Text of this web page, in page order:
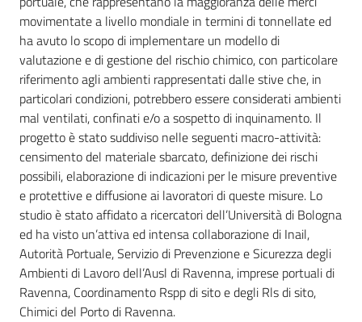
Regione
Novità
Servizi
Leggi Atti Bandi
Argomenti
movimentate a livello mondiale in termini di tonnellate ed
ha avuto lo scopo di implementare un modello di
valutazione e di gestione del rischio chimico, con particolare
riferimento agli ambienti rappresentati dalle stive che, in
particolari condizioni, potrebbero essere considerati ambienti
mal ventilati, confinati e/o a sospetto di inquinamento. Il
progetto è stato suddiviso nelle seguenti macro-attività:
censimento del materiale sbarcato, definizione dei rischi
possibili, elaborazione di indicazioni per le misure preventive
e protettive e diffusione ai lavoratori di queste misure. Lo
studio è stato affidato a ricercatori dell’Università di Bologna
ed ha visto un’attiva ed intensa collaborazione di Inail,
Autorità Portuale, Servizio di Prevenzione e Sicurezza degli
Ambienti di Lavoro dell’Ausl di Ravenna, imprese portuali di
Ravenna, Coordinamento Rspp di sito e degli Rls di sito,
Chimici del Porto di Ravenna.